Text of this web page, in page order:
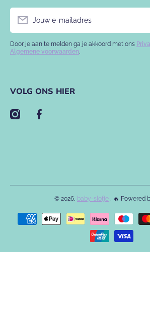
Jouw e-mailadres
Door je aan te melden ga je akkoord met ons
Algemene voorwaarden.
VOLG ONS HIER
instagramcom/babyslofje/
facebookcom/babyslofje
© 2026, baby-slofje , 🔥 Powered